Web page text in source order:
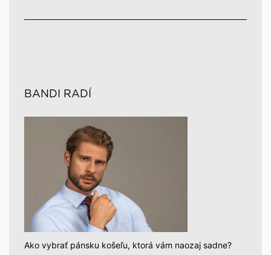
BANDI RADÍ
Ako vybrať pánsku košeľu, ktorá vám naozaj sadne?